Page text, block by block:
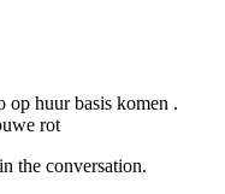
huur basis komen .
rot
the conversation.